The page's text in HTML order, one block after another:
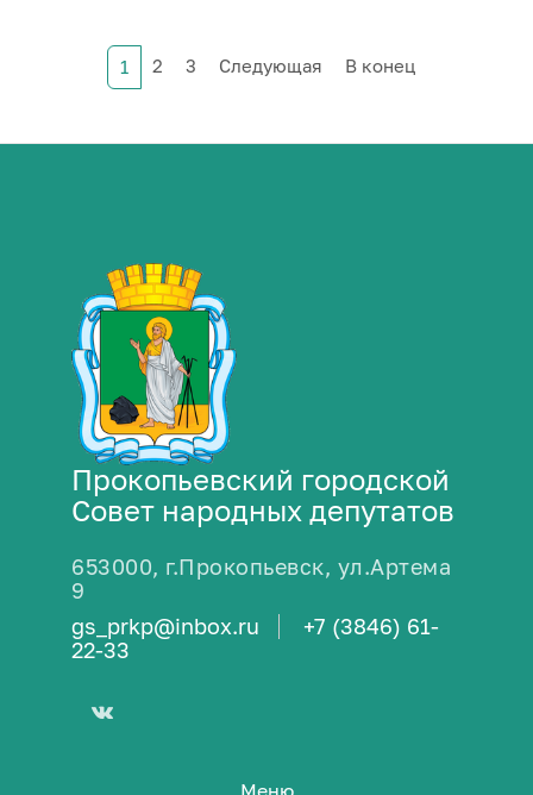
1 2 3 Следующая В конец
Прокопьевский городской
Совет народных депутатов
653000, г.Прокопьевск, ул.Артема
9
gs_prkp@inbox.ru
+7 (3846) 61-
22-33
Меню